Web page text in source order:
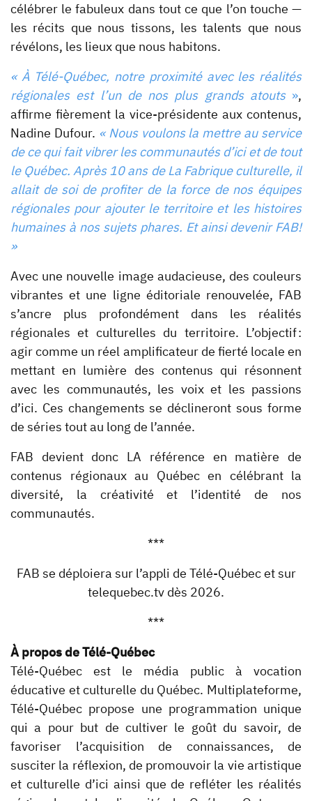
célébrer le fabuleux dans tout ce que l’on touche —
les récits que nous tissons, les talents que nous
révélons, les lieux que nous habitons.
« À Télé-Québec, notre proximité avec les réalités
régionales est l’un de nos plus grands atouts »,
affirme fièrement la vice-présidente aux contenus,
Nadine Dufour. « Nous voulons la mettre au service
de ce qui fait vibrer les communautés d’ici et de tout
le Québec. Après 10 ans de La Fabrique culturelle, il
allait de soi de profiter de la force de nos équipes
régionales pour ajouter le territoire et les histoires
humaines à nos sujets phares. Et ainsi devenir FAB!
»
Avec une nouvelle image audacieuse, des couleurs
vibrantes et une ligne éditoriale renouvelée, FAB
s’ancre plus profondément dans les réalités
régionales et culturelles du territoire. L’objectif :
agir comme un réel amplificateur de fierté locale en
mettant en lumière des contenus qui résonnent
avec les communautés, les voix et les passions
d’ici. Ces changements se déclineront sous forme
de séries tout au long de l’année.
FAB devient donc LA référence en matière de
contenus régionaux au Québec en célébrant la
diversité, la créativité et l’identité de nos
communautés.
***
FAB se déploiera sur l’appli de Télé-Québec et sur
telequebec.tv dès 2026.
***
À propos de Télé-Québec
Télé-Québec est le média public à vocation
éducative et culturelle du Québec. Multiplateforme,
Télé-Québec propose une programmation unique
qui a pour but de cultiver le goût du savoir, de
favoriser l’acquisition de connaissances, de
susciter la réflexion, de promouvoir la vie artistique
et culturelle d’ici ainsi que de refléter les réalités